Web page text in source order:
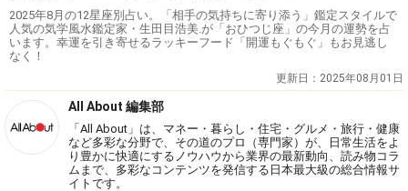
2025年8月の12星座別占い。「相手の気持ちに寄り添う」鑑定スタイルで
人気の気学風水鑑定家・生田目浩美.が「おひつじ座」の今月の運勢を占
います。幸運を引き寄せるラッキーフード「開運もぐもぐ」もお見逃し
なく！
更新日： 2025年08月01日
All About 編集部
「All About」は、マネー・暮らし・住宅・グルメ・旅行・健康
など多彩な分野で、その道のプロ（専門家）が、日常生活をよ
り豊かに快適にするノウハウから業界の最新動向、読み物コラ
ムまで、多彩なコンテンツを発信する日本最大級の総合情報サ
イトです。